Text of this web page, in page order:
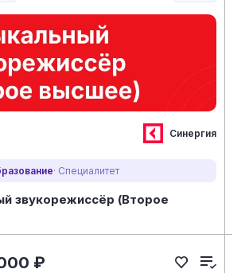
Синергия
· Специалитет
звукорежиссёр (Второе
₽